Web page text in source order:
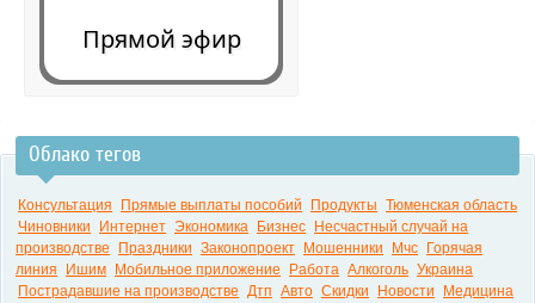
Прямой эфир
Облако тегов
Консультация Прямые выплаты пособий Продукты Тюменская область
Чиновники
Интернет Экономика Бизнес
Несчастный случай на
производстве
Праздники Законопроект Мошенники Мчс
Горячая
линия
Ишим Мобильное приложение Работа Алкоголь Украина
Пострадавшие на производстве Дтп Авто Скидки Новости
Медицина